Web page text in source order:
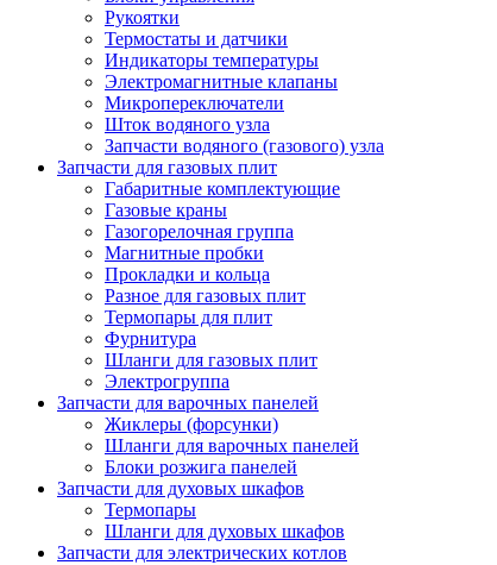
Рукоятки
Термостаты и датчики
Индикаторы температуры
Электромагнитные клапаны
Микропереключатели
Шток водяного узла
Запчасти водяного (газового) узла
Запчасти для газовых плит
Габаритные комплектующие
Газовые краны
Газогорелочная группа
Магнитные пробки
Прокладки и кольца
Разное для газовых плит
Термопары для плит
Фурнитура
Шланги для газовых плит
Электрогруппа
Запчасти для варочных панелей
Жиклеры (форсунки)
Шланги для варочных панелей
Блоки розжига панелей
Запчасти для духовых шкафов
Термопары
Шланги для духовых шкафов
Запчасти для электрических котлов